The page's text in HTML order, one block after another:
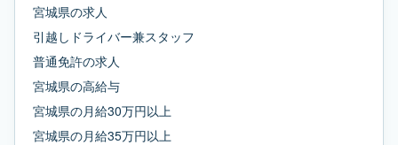
宮城県の求人
引越しドライバー兼スタッフ
普通免許の求人
宮城県の高給与
宮城県の月給30万円以上
宮城県の月給35万円以上